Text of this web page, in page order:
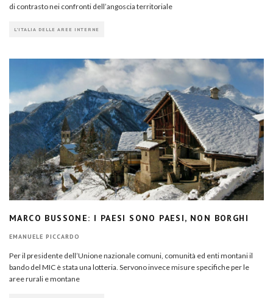
di contrasto nei confronti dell’angoscia territoriale
L'ITALIA DELLE AREE INTERNE
MARCO BUSSONE: I PAESI SONO PAESI, NON BORGHI
EMANUELE PICCARDO
Per il presidente dell’Unione nazionale comuni, comunità ed enti montani il
bando del MIC è stata una lotteria. Servono invece misure specifiche per le
aree rurali e montane